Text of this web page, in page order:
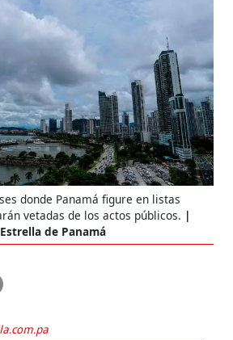
donde Panamá figure en listas
vetadas de los actos públicos.
de Panamá